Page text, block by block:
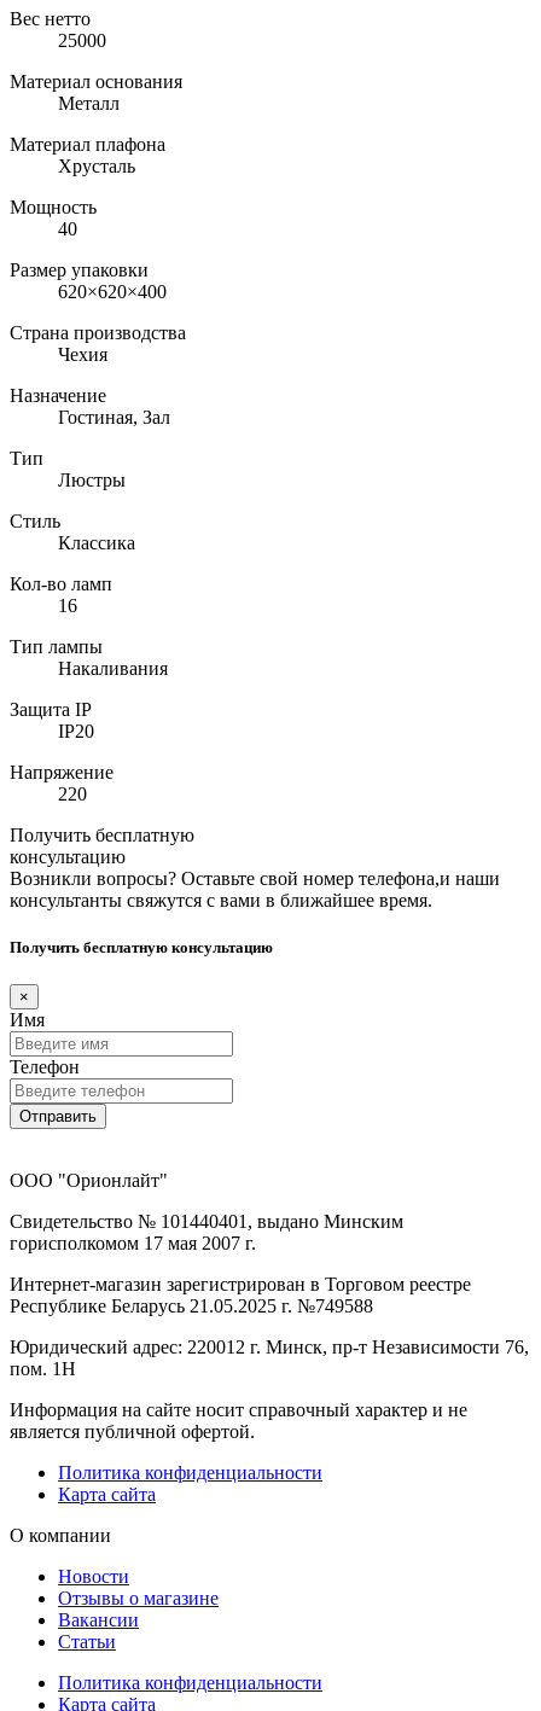
Вес нетто
25000
Материал основания
Металл
Материал плафона
Хрусталь
Мощность
40
Размер упаковки
620×620×400
Страна производства
Чехия
Назначение
Гостиная, Зал
Тип
Люстры
Стиль
Классика
Кол-во ламп
16
Тип лампы
Накаливания
Защита IP
IP20
Напряжение
220
Получить бесплатную
консультацию
Возникли вопросы? Оставьте свой номер телефона,и наши
консультанты свяжутся с вами в ближайшее время.
Получить бесплатную консультацию
×
Имя
Телефон
Отправить
ООО "Орионлайт"
Свидетельство № 101440401, выдано Минским
горисполкомом 17 мая 2007 г.
Интернет-магазин зарегистрирован в Торговом реестре
Республике Беларусь 21.05.2025 г. №749588
Юридический адрес: 220012 г. Минск, пр-т Независимости 76,
пом. 1Н
Информация на сайте носит справочный характер и не
является публичной офертой.
Политика конфиденциальности
Карта сайта
О компании
Новости
Отзывы о магазине
Вакансии
Статьи
Политика конфиденциальности
Карта сайта